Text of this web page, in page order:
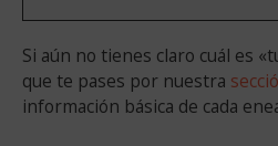
Si aún no tienes claro cuál es
que te pases por nuestra
información básica de cada